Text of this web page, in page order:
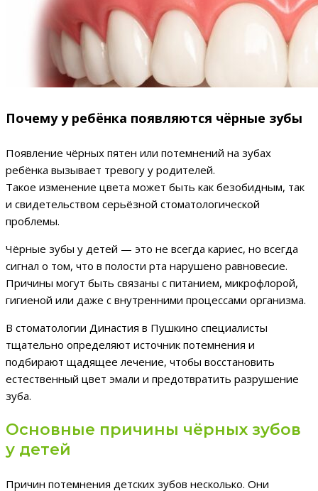
Почему у ребёнка появляются чёрные зубы
Появление чёрных пятен или потемнений на зубах
ребёнка вызывает тревогу у родителей.
Такое изменение цвета может быть как безобидным, так
и свидетельством серьёзной стоматологической
проблемы.
Чёрные зубы у детей — это не всегда кариес, но всегда
сигнал о том, что в полости рта нарушено равновесие.
Причины могут быть связаны с питанием, микрофлорой,
гигиеной или даже с внутренними процессами организма.
В стоматологии Династия в Пушкино специалисты
тщательно определяют источник потемнения и
подбирают щадящее лечение, чтобы восстановить
естественный цвет эмали и предотвратить разрушение
зуба.
Основные причины чёрных зубов
у детей
Причин потемнения детских зубов несколько. Они